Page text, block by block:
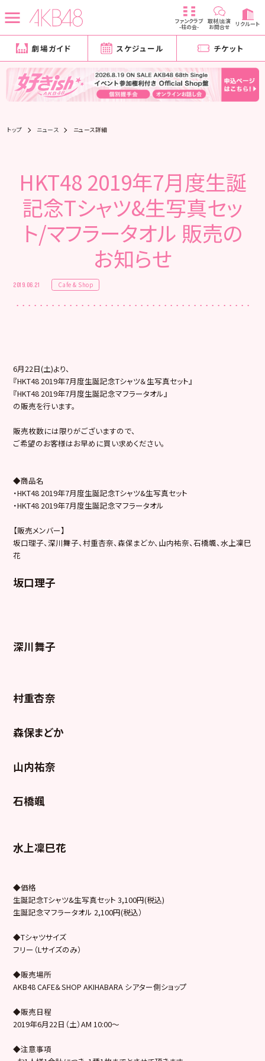
ファンクラブ
-柱の会-
取材/出演
お問合せ リクルート
劇場ガイド スケジュール チケット
トップ ニュース ニュース詳細
HKT48 2019年7月度生誕
記念Tシャツ&生写真セッ
ト/マフラータオル 販売の
お知らせ
2019.06.21 Cafe & Shop
6月22日(土)より、
『HKT48 2019年7月度生誕記念Tシャツ＆生写真セット』
『HKT48 2019年7月度生誕記念マフラータオル』
の販売を行います。
販売枚数には限りがございますので、
ご希望のお客様はお早めに買い求めください。
◆商品名
・HKT48 2019年7月度生誕記念Tシャツ&生写真セット
・HKT48 2019年7月度生誕記念マフラータオル
【販売メンバー】
坂口理子、深川舞子、村重杏奈、森保まどか、山内祐奈、石橋颯、水上凜巳
花
坂口理子
深川舞子
村重杏奈
森保まどか
山内祐奈
石橋颯
水上凜巳花
◆価格
生誕記念Tシャツ&生写真セット 3,100円(税込)
生誕記念マフラータオル 2,100円(税込）
◆Tシャツサイズ
フリー（Lサイズのみ）
◆販売場所
AKB48 CAFE＆SHOP AKIHABARA シアター側ショップ
◆販売日程
2019年6月22日（土）AM 10:00～
◆注意事項